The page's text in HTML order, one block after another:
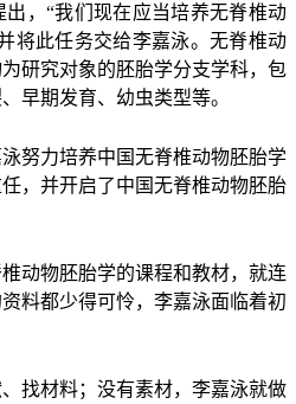
，“我们现在应当培养无脊椎动
将此任务交给李嘉泳。无脊椎动
研究对象的胚胎学分支学科，包
早期发育、幼虫类型等。
努力培养中国无脊椎动物胚胎学
，并开启了中国无脊椎动物胚胎
动物胚胎学的课程和教材，就连
料都少得可怜，李嘉泳面临着初
找材料；没有素材，李嘉泳就做